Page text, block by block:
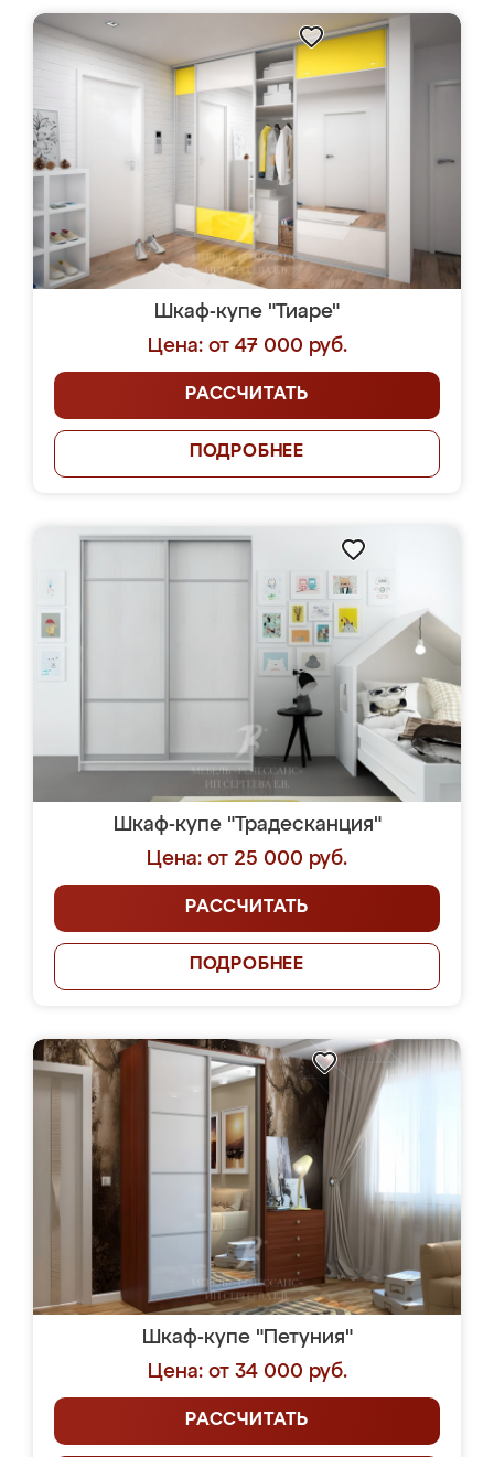
Шкаф-купе "Тиаре"
Цена: от 47 000 руб.
РАССЧИТАТЬ
ПОДРОБНЕЕ
Шкаф-купе "Традесканция"
Цена: от 25 000 руб.
РАССЧИТАТЬ
ПОДРОБНЕЕ
Шкаф-купе "Петуния"
Цена: от 34 000 руб.
РАССЧИТАТЬ